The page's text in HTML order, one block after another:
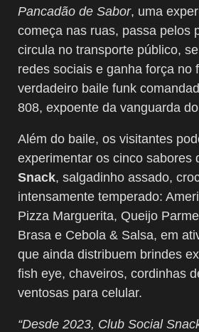
Pancadão de Sabor, uma
começa nas ruas, passa pelos
circula no transporte público,
redes sociais e ganha força no
verdadeiro baile funk
808, expoente da vanguarda
Além do baile, os visitantes
experimentar os cinco sabores
Snack, salgadinho assado,
intensamente temperado:
Pizza Marguerita, Queijo
Brasa e Cebola & Salsa, em
que ainda distribuem brindes
fish eye, chaveiros, cordinhas
ventosas para celular.
“Desde 2023, Club Social